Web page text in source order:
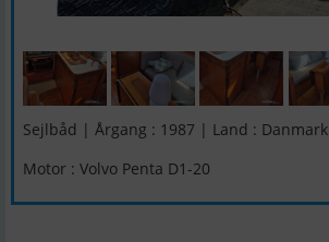
Sejlbåd | Årgang : 1987 | Land : Danmark
Motor : Volvo Penta D1-20